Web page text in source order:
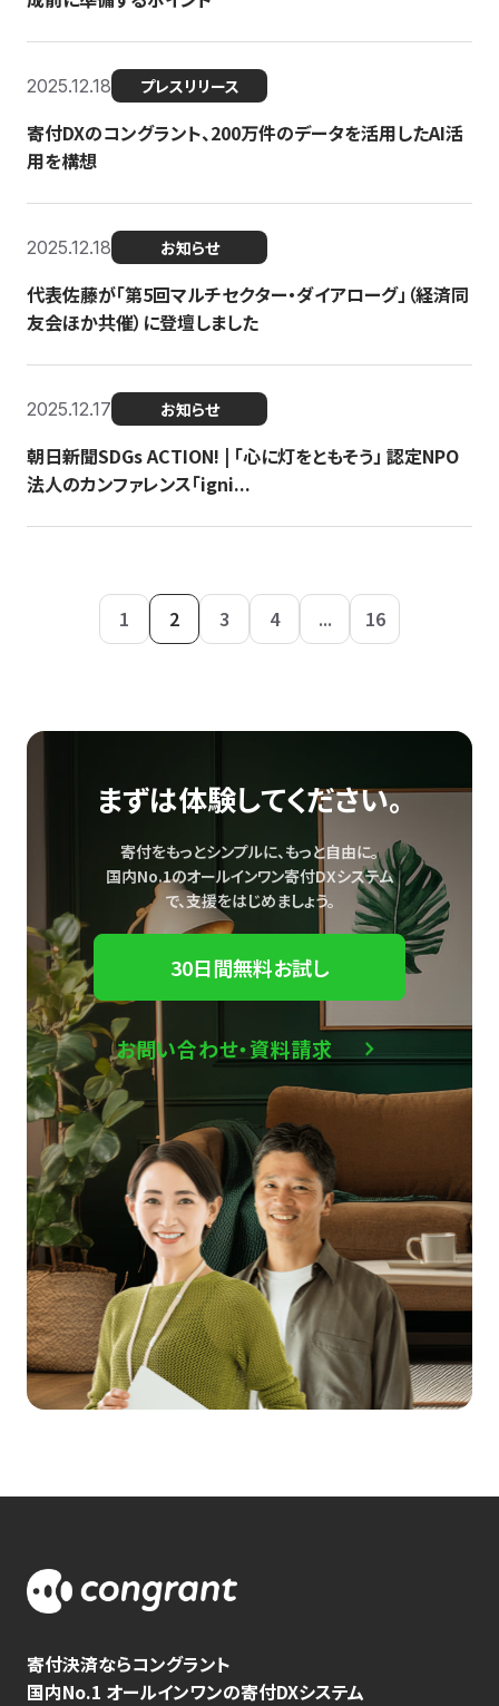
2025.12.18 プレスリリース
寄付DXのコングラント、200万件のデータを活用したAI活
用を構想
2025.12.18 お知らせ
代表佐藤が「第5回マルチセクター・ダイアローグ」（経済同
友会ほか共催）に登壇しました
2025.12.17 お知らせ
朝日新聞SDGs ACTION! | 「心に灯をともそう」 認定NPO
法人のカンファレンス「igni...
1 2 3 4 ... 16
まずは体験してください。
寄付をもっとシンプルに、もっと自由に。
国内No.1のオールインワン寄付DXシステム
で、支援をはじめましょう。
30日間無料お試し
お問い合わせ・資料請求
寄付決済ならコングラント
国内No.1 オールインワンの寄付DXシステム